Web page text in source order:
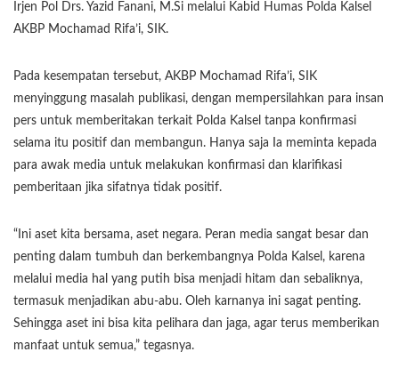
Irjen Pol Drs. Yazid Fanani, M.Si melalui Kabid Humas Polda Kalsel
AKBP Mochamad Rifa’i, SIK.
Pada kesempatan tersebut, AKBP Mochamad Rifa’i, SIK
menyinggung masalah publikasi, dengan mempersilahkan para insan
pers untuk memberitakan terkait Polda Kalsel tanpa konfirmasi
selama itu positif dan membangun. Hanya saja Ia meminta kepada
para awak media untuk melakukan konfirmasi dan klarifikasi
pemberitaan jika sifatnya tidak positif.
“Ini aset kita bersama, aset negara. Peran media sangat besar dan
penting dalam tumbuh dan berkembangnya Polda Kalsel, karena
melalui media hal yang putih bisa menjadi hitam dan sebaliknya,
termasuk menjadikan abu-abu. Oleh karnanya ini sagat penting.
Sehingga aset ini bisa kita pelihara dan jaga, agar terus memberikan
manfaat untuk semua,” tegasnya.